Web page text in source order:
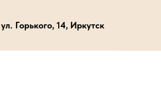
ул. Горького, 14, Иркутск